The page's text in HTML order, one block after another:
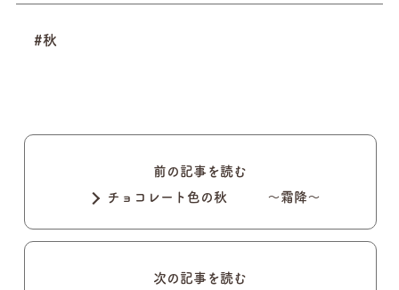
#秋
前の記事を読む
チョコレート色の秋 ～霜降～
次の記事を読む